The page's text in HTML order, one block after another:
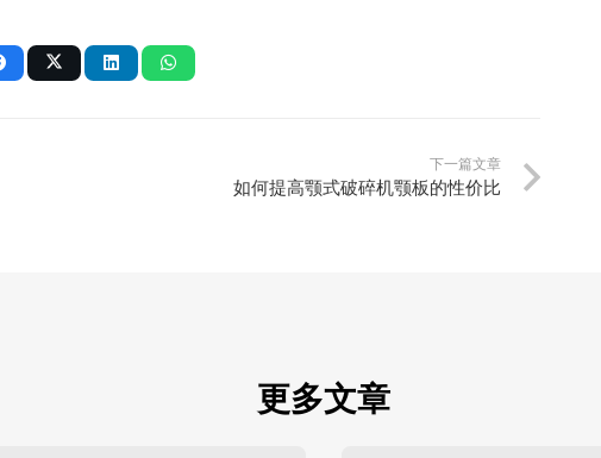
下一篇文章
如何提高颚式破碎机颚板的性价比
更多文章